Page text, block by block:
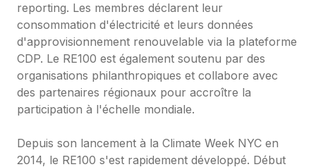
reporting. Les membres déclarent leur
consommation d'électricité et leurs données
d'approvisionnement renouvelable via la plateforme
CDP. Le RE100 est également soutenu par des
organisations philanthropiques et collabore avec
des partenaires régionaux pour accroître la
participation à l'échelle mondiale.
Depuis son lancement à la Climate Week NYC en
2014, le RE100 s'est rapidement développé. Début